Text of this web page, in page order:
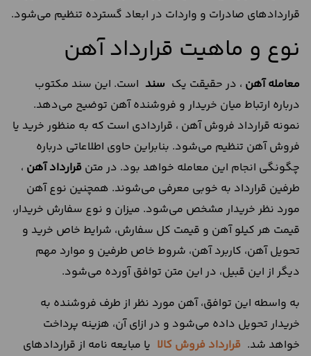
قراردادهای صادرات و واردات در ابعاد گسترده تنظیم می‌شود.
نوع و ماهیت قرارداد آهن
معامله آهن ، در حقیقت یک سند است. این سند مکتوب
درباره ارتباط میان خریدار و فروشنده آهن توضیح می‌دهد.
نمونه قرارداد فروش آهن ، قراردادی است که به منظور خرید یا
فروش آهن تنظیم می‌شود. بنابراین حاوی اطلاعاتی درباره
چگونگی انجام این معامله خواهد بود. در متن قرارداد آهن ،
طرفین قرارداد به خوبی معرفی می‌شوند. همچنین نوع آهن
مورد نظر خریدار مشخص می‎‌شود. میزان و نوع سفارش خریدار،
قیمت هر کیلو آهن و قیمت کل سفارش، شرایط خاص خرید و
تحویل آهن، کاربرد آهن، شروط خاص طرفین و موارد مهم
دیگر از این قبیل، در این متن توافق آورده می‌شود.
به واسطه این توافق، آهن مورد نظر از طرف فروشنده به
خریدار تحویل داده می‌شود و در ازای آن، هزینه پرداخت
خواهد شد. قرارداد فروش کالا یا مبایعه نامه از قراردادهای